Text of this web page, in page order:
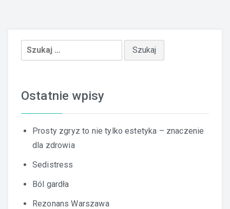
Szukaj:
Ostatnie wpisy
Prosty zgryz to nie tylko estetyka – znaczenie
dla zdrowia
Sedistress
Ból gardła
Rezonans Warszawa